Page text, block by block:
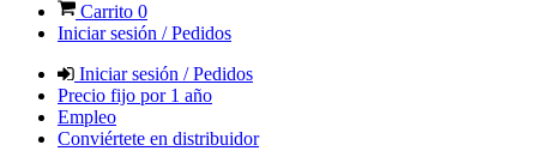
Carrito 0
Iniciar sesión / Pedidos
Iniciar sesión / Pedidos
Precio fijo por 1 año
Empleo
Conviértete en distribuidor